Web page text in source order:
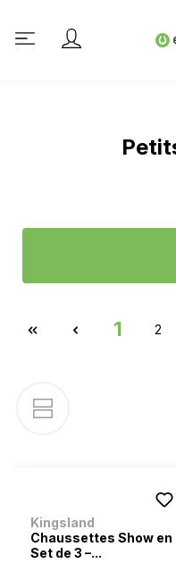
1 2
Kingsland
Chaussettes Show en
Set de 3 –...